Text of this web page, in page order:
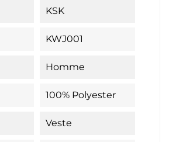
KSK
KWJ001
Homme
100% Polyester
Veste